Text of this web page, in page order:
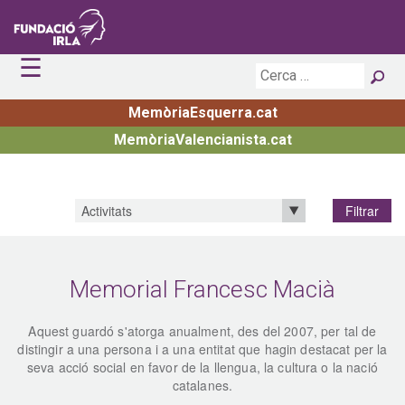
☰
La Fundació
Principis
Estructura
Actualitat
Agenda
Irla Digital
Publicacions
Convocatòries obertes
Exposicions
MemòriaEsquerra.cat
MemòriaValencianista.cat
Activitats
Memorial Francesc Macià
Aquest guardó s'atorga anualment, des del 2007, per tal de
distingir a una persona i a una entitat que hagin destacat per la
seva acció social en favor de la llengua, la cultura o la nació
catalanes.